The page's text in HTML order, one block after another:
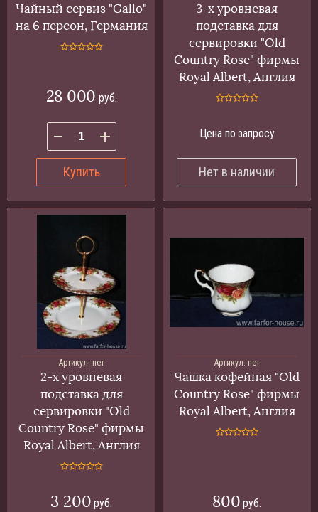
Чайный сервиз "Gallo"
на 6 персон, Германия
28 000 руб.
Купить
3-х уровневая
подставка для
сервировки "Old
Country Rose" фирмы
Royal Albert, Англия
Цена по запросу
Нет в наличии
Артикул: нет
2-х уровневая
подставка для
сервировки "Old
Country Rose" фирмы
Royal Albert, Англия
3 200 руб.
Артикул: нет
Чашка кофейная "Old
Country Rose" фирмы
Royal Albert, Англия
800 руб.